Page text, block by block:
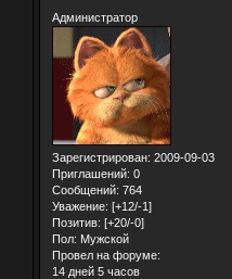
Администратор
Зарегистрирован: 2009-09-03
Приглашений: 0
Сообщений: 764
Уважение: [+12/-1]
Позитив: [+20/-0]
Пол: Мужской
Провел на форуме:
14 дней 5 часов